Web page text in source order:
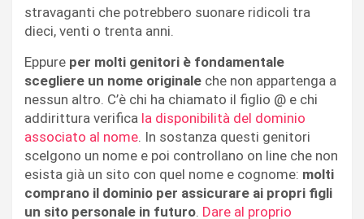
stravaganti che potrebbero suonare ridicoli tra
dieci, venti o trenta anni.
Eppure per molti genitori è fondamentale
scegliere un nome originale che non appartenga a
nessun altro. C’è chi ha chiamato il figlio @ e chi
addirittura verifica la disponibilità del dominio
associato al nome. In sostanza questi genitori
scelgono un nome e poi controllano on line che non
esista già un sito con quel nome e cognome: molti
comprano il dominio per assicurare ai propri figli
un sito personale in futuro. Dare al proprio